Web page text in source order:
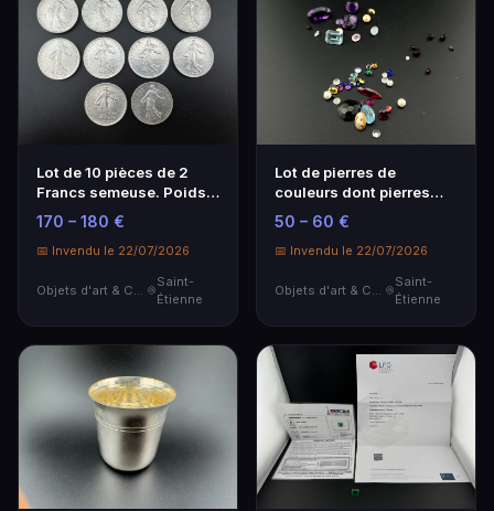
Lot de 10 pièces de 2
Francs semeuse. Poids :
99 g
170 – 180 €
📅 Invendu le 22/07/2026
Saint-
Étienne
Lot de pierres de
couleurs dont pierres
fines et imitation de
pierres
50 – 60 €
📅 Invendu le 22/07/2026
Saint-
Étienne